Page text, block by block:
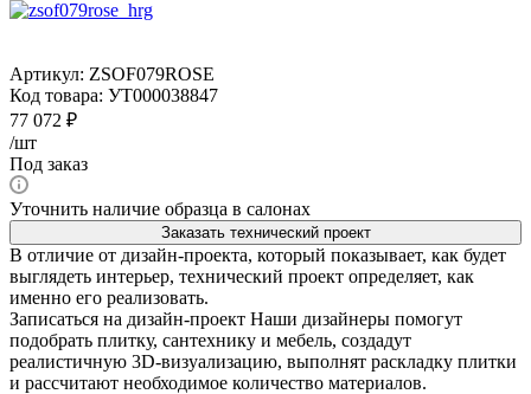
Артикул: ZSOF079ROSE
Код товара: УТ000038847
77 072 ₽
/шт
Под заказ
Уточнить наличие образца в салонах
Заказать технический проект
В отличие от дизайн-проекта, который показывает, как будет
выглядеть интерьер, технический проект определяет, как
именно его реализовать.
Записаться на дизайн-проект Наши дизайнеры помогут
подобрать плитку, сантехнику и мебель, создадут
реалистичную 3D-визуализацию, выполнят раскладку плитки
и рассчитают необходимое количество материалов.